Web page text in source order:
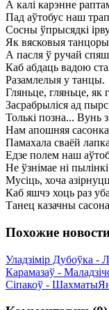
А калі карэнне
Пад аўтобус наш
Сосны ўпрысядкі
Як вясковыя
А пасля ў ручай
Каб абдаць вадою
Разамлелыя у танцы.
Гляньце, гляньце, як
Засрабрыліся ад
Толькі позна... Вунь
Нам апошняя сасонка
Памахала сваёй
Едзе полем наш
Не ўзнімае ні
Мусіць, хоча
Каб яшчэ хоць раз
Танец казачны
Похожие
Уладзімір Дубоўка -
Карамазаў -
Сіпакоў - Шахматы